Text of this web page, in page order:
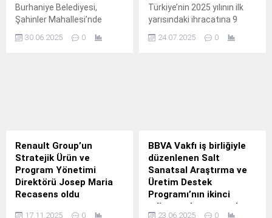
Burhaniye Belediyesi,
Şahinler Mahallesi’nde
kompost tesisiyle ilgili
30.06.2025 0
Türkiye’nin 2025 yılının ilk
yarısındaki ihracatına 9
katkı sağlayan Ege İhracatçı
24.07.2025 0
Renault Group’un
Stratejik Ürün ve
Program Yönetimi
Direktörü Josep Maria
Recasens oldu
17.11.2025 0
BBVA Vakfı iş birliğiyle
düzenlenen Salt
Sanatsal Araştırma ve
Üretim Destek
Programı’nın ikinci
edisyonu kapsamında
23.06.2025 0